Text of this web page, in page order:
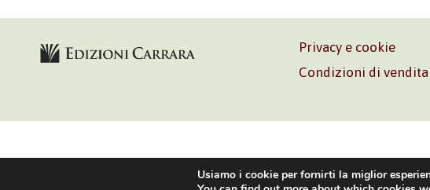
Privacy e cookie
Condizioni di vendita
Usiamo i cookie per fornirti la miglior